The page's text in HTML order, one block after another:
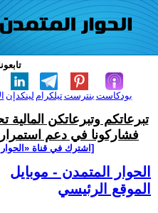
لينكدإن تيلكرامبنترست بودكاست
تبرعاتكم وتبرعاتكن
فشاركونا في دعم
[اشترك في قناة
الحوار المتمدن - موبايل
الموقع الرئيسي